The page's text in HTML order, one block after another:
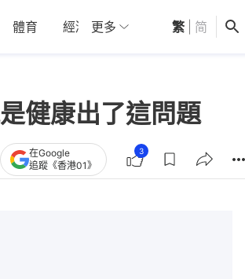
體育 經濟 01深圳 觀點 健康
更多 繁 简
健康出了這問題
在Google
追蹤《香港01》
3